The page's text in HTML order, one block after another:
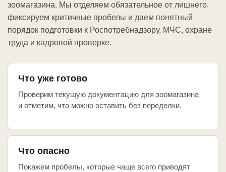
зоомагазина. Мы отделяем обязательное от лишнего,
фиксируем критичные пробелы и даем понятный
порядок подготовки к Роспотребнадзору, МЧС, охране
труда и кадровой проверке.
Что уже готово
Проверим текущую документацию для зоомагазина
и отметим, что можно оставить без переделки.
Что опасно
Покажем пробелы, которые чаще всего приводят